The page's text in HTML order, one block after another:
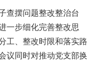
摆问题整改整治台
一步细化完善整改思
工、整改时限和落实路
议同时对推动党支部换